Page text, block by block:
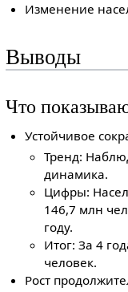
Изменение
Выводы
Что
Устойчивое
Тренд:
динамика.
Цифры:
146,7 млн
году.
Итог: За 4
человек.
Рост